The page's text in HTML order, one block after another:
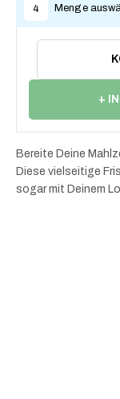
4 Menge
+
Bereite Deine
Diese vielseitige
sogar mit Deinem